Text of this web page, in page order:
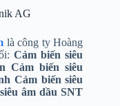
AG
là công ty Hoàng
Cảm biến siêu
Cảm biến siêu
Cảm biến siêu
âm dầu SNT